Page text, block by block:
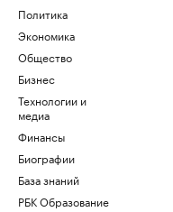
Политика
Экономика
Общество
Бизнес
Технологии и
медиа
Финансы
Биографии
База знаний
РБК Образование